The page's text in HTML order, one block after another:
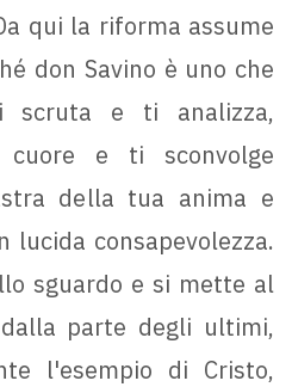
qui la riforma assume
don Savino è uno che
e ti analizza,
e ti sconvolge
della tua anima e
lucida consapevolezza.
sguardo e si mette al
parte degli ultimi,
l'esempio di Cristo,